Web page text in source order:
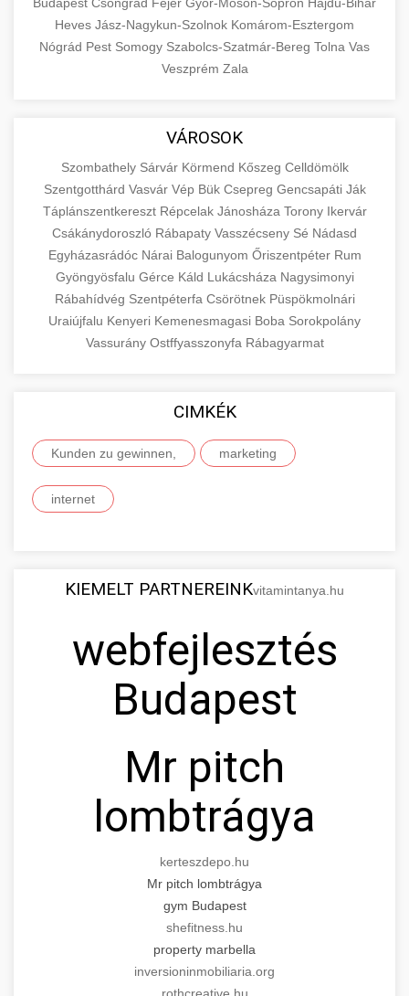
Heves Jász-Nagykun-Szolnok Komárom-Esztergom
Nógrád Pest Somogy Szabolcs-Szatmár-Bereg Tolna Vas
Veszprém Zala
VÁROSOK
Szombathely Sárvár Körmend Kőszeg Celldömölk
Szentgotthárd Vasvár Vép Bük Csepreg Gencsapáti Ják
Táplánszentkereszt Répcelak Jánosháza Torony Ikervár
Csákánydoroszló Rábapaty Vasszécseny Sé Nádasd
Egyházasrádóc Nárai Balogunyom Őriszentpéter Rum
Gyöngyösfalu Gérce Káld Lukácsháza Nagysimonyi
Rábahídvég Szentpéterfa Csörötnek Püspökmolnári
Uraiújfalu Kenyeri Kemenesmagasi Boba Sorokpolány
Vassurány Ostffyasszonyfa Rábagyarmat
CIMKÉK
Kunden zu gewinnen, marketing
internet
KIEMELT PARTNEREINKvitamintanya.hu
webfejlesztés
Budapest
Mr pitch
lombtrágya
kerteszdepo.hu
Mr pitch lombtrágya
gym Budapest
shefitness.hu
property marbella
inversioninmobiliaria.org